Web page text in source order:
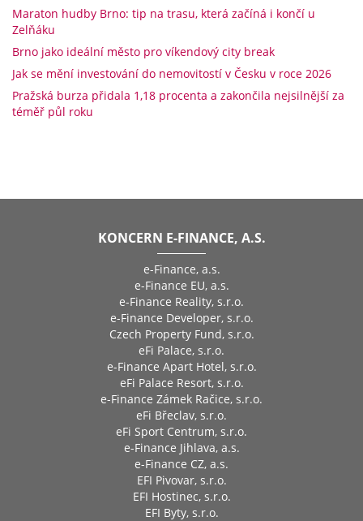
Maraton hudby Brno: tip na trasu, která začíná i končí u
Zelňáku
Brno jako ideální město pro víkendový city break
Jak se mění investování do nemovitostí v Česku v roce 2026
Pražská burza přidala 1,18 procenta a zakončila nejsilnější za
téměř půl roku
KONCERN E-FINANCE, A.S.
e-Finance, a.s.
e-Finance EU, a.s.
e-Finance Reality, s.r.o.
e-Finance Developer, s.r.o.
Czech Property Fund, s.r.o.
eFi Palace, s.r.o.
e-Finance Apart Hotel, s.r.o.
eFi Palace Resort, s.r.o.
e-Finance Zámek Račice, s.r.o.
eFi Břeclav, s.r.o.
eFi Sport Centrum, s.r.o.
e-Finance Jihlava, a.s.
e-Finance CZ, a.s.
EFI Pivovar, s.r.o.
EFI Hostinec, s.r.o.
EFI Byty, s.r.o.